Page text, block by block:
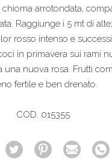
chioma arrotondata,
Raggiunge i 5 mt di
rosso intenso e
in primavera sui rami
una nuova rosa. Frutti
fertile e ben drenato.
COD. 015355